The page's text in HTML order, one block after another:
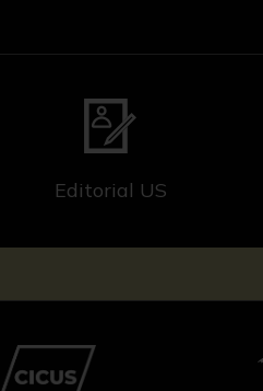
Editorial US